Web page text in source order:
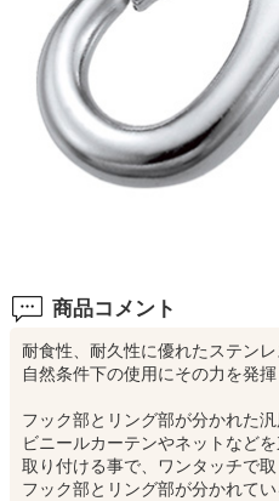
商品コメント
耐食性、耐久性に優れたステン
自然条件下の使用にその力を発揮
フック部とリング部が分かれた
ビニールカーテンやネットなど
取り付ける事で、ワンタッチで取
フック部とリング部が分かれて